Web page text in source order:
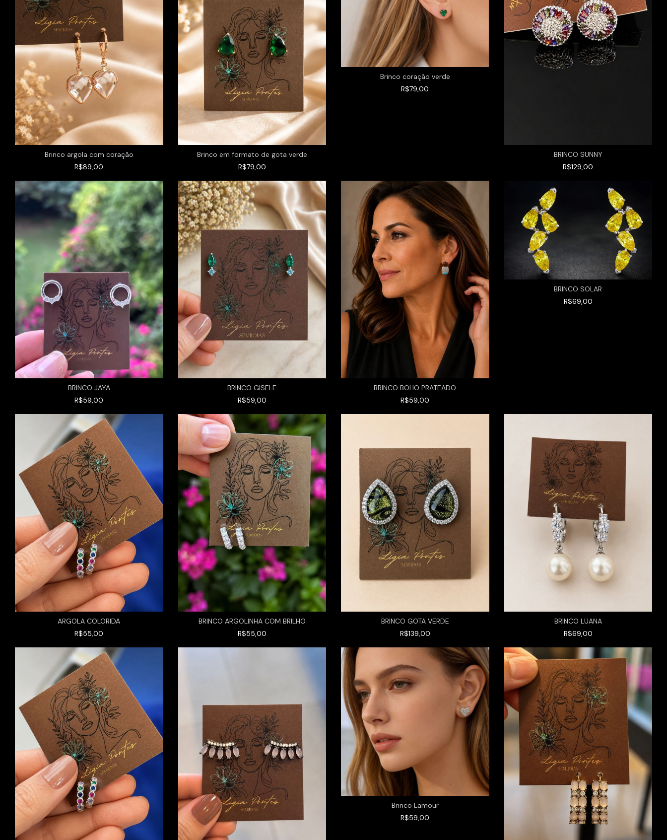
Brinco argola com coração
R$89,00
Brinco em formato de gota verde
R$79,00
Brinco coração verde
R$79,00
BRINCO SUNNY
R$129,00
BRINCO JAYA
R$59,00
BRINCO GISELE
R$59,00
BRINCO BOHO PRATEADO
R$59,00
BRINCO SOLAR
R$69,00
ARGOLA COLORIDA
R$55,00
BRINCO ARGOLINHA COM BRILHO
R$55,00
BRINCO GOTA VERDE
R$139,00
BRINCO LUANA
R$69,00
Brinco Lamour
R$59,00